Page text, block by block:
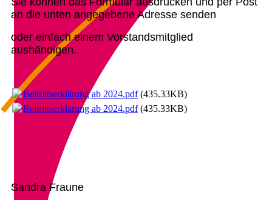
an die unten angegebene Adresse senden
oder einfach einem Vorstandsmitglied
aushändigen.
Beitrittserklärung ab 2024.pdf(435.33KB)
Beitrittserklärung ab 2024.pdf(435.33KB)
Sandra Fraune